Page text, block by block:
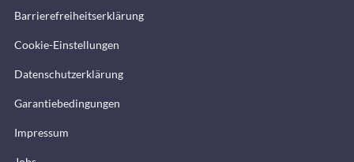
Barrierefreiheitserklärung
Cookie-Einstellungen
Datenschutzerklärung
Garantiebedingungen
Impressum